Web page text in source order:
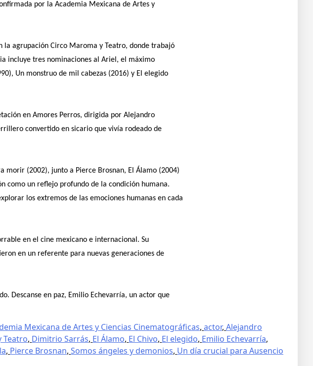
por la Academia Mexicana de Artes y
la agrupación Circo Maroma y Teatro, donde trabajó
incluye tres nominaciones al Ariel, el máximo
Un monstruo de mil cabezas (2016) y El elegido
en Amores Perros, dirigida por Alejandro
convertido en sicario que vivía rodeado de
morir (2002), junto a Pierce Brosnan, El Álamo (2004)
como un reflejo profundo de la condición humana.
los extremos de las emociones humanas en cada
en el cine mexicano e internacional. Su
en un referente para nuevas generaciones de
Descanse en paz, Emilio Echevarría, un actor que
Mexicana de Artes y Ciencias Cinematográficas, actor, Alejandro
Teatro, Dimitrio Sarrás, El Álamo, El Chivo, El elegido, Emilio Echevarría,
, Pierce Brosnan, Somos ángeles y demonios, Un día crucial para Ausencio